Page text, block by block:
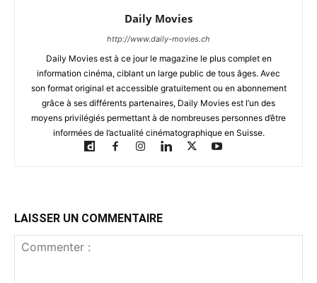
Daily Movies
http://www.daily-movies.ch
Daily Movies est à ce jour le magazine le plus complet en
information cinéma, ciblant un large public de tous âges. Avec
son format original et accessible gratuitement ou en abonnement
grâce à ses différents partenaires, Daily Movies est l’un des
moyens privilégiés permettant à de nombreuses personnes d’être
informées de l’actualité cinématographique en Suisse.
LAISSER UN COMMENTAIRE